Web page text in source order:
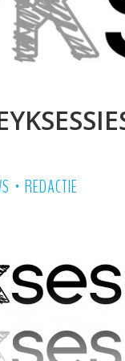
• REDACTIE